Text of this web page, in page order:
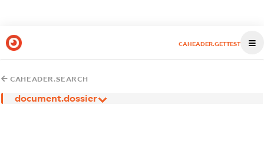
CAHEADER.GETTEST
CAHEADER.SEARCH
document.dossier